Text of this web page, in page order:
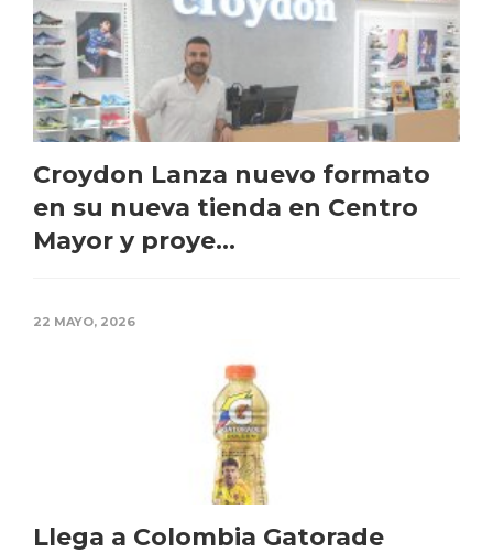
Croydon Lanza nuevo formato
en su nueva tienda en Centro
Mayor y proye...
22 MAYO, 2026
Llega a Colombia Gatorade